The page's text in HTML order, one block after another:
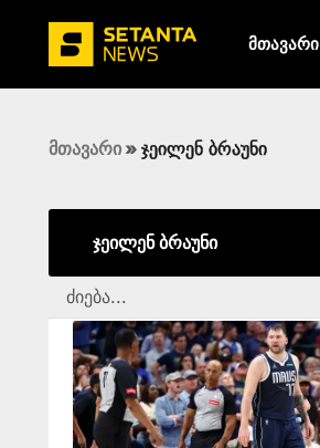
მთავარი
მთავარი » ჯეილენ ბრაუნი
ჯეილენ ბრაუნი